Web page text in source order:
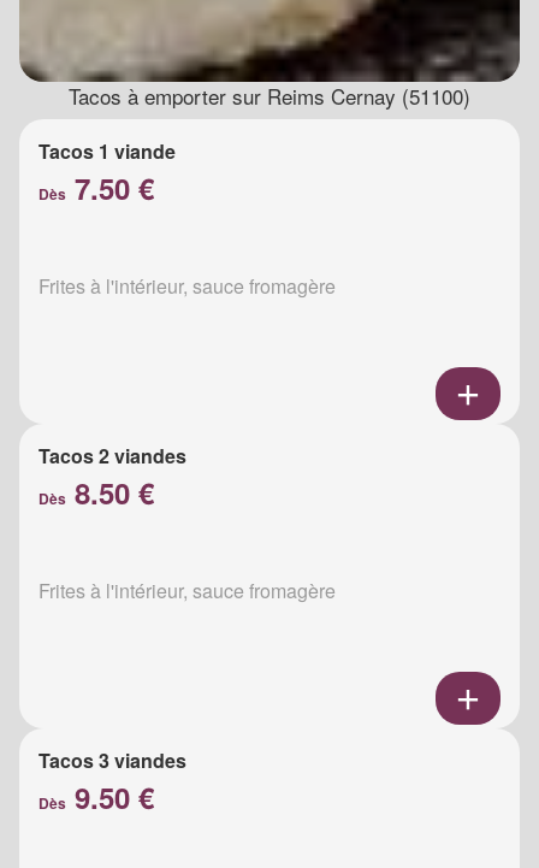
Tacos à emporter sur Reims Cernay (51100)
Tacos 1 viande
Dès 7.50 €
Frites à l'intérieur, sauce fromagère
Tacos 2 viandes
Dès 8.50 €
Frites à l'intérieur, sauce fromagère
Tacos 3 viandes
Dès 9.50 €